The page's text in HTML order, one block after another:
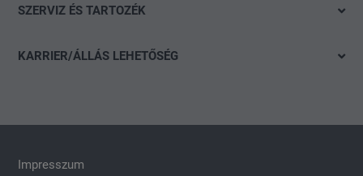
Volkswagen Haszonjárművek
Részletes keresés
SZERVIZ ÉS TARTOZÉK
Szervizidőpont-foglalás
KARRIER/ÁLLÁS LEHETŐSÉG
Impresszum